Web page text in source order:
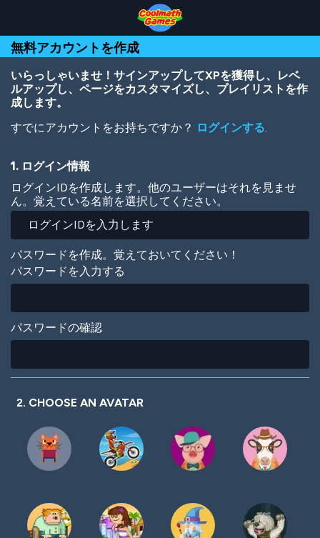
Top
of
Page
Navigation
Main
Content
Footer
ン
コ
ン
移
無料アカウントを作成
いらっしゃいませ！サインアップしてXPを獲得し、レベ
ルアップし、ページをカスタマイズし、プレイリストを作
成します。
すでにアカウントをお持ちですか？ ログインする.
1. ログイン情報
ログインIDを作成します。他のユーザーはそれを見ませ
ん。覚えている名前を選択してください。
パスワードを作成。覚えておいてください！
パスワードを入力する
パスワードの確認
2. CHOOSE AN AVATAR